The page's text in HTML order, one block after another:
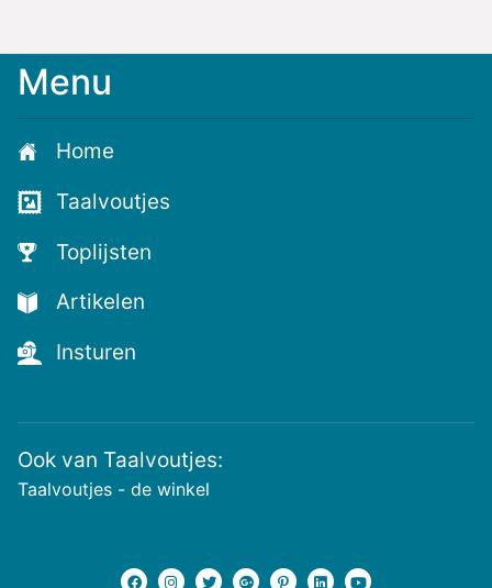
Menu
Home
Taalvoutjes
Toplijsten
Artikelen
Insturen
Ook van Taalvoutjes:
Taalvoutjes - de winkel